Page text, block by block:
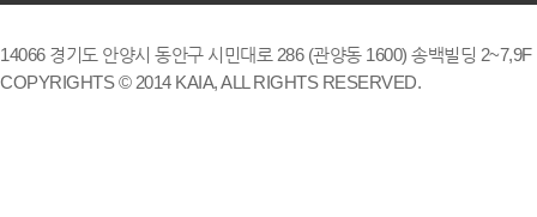
14066 경기도 안양시 동안구 시민대로 286 (관양동 1600) 송백빌딩
COPYRIGHTS © 2014 KAIA, ALL RIGHTS RESERVED.